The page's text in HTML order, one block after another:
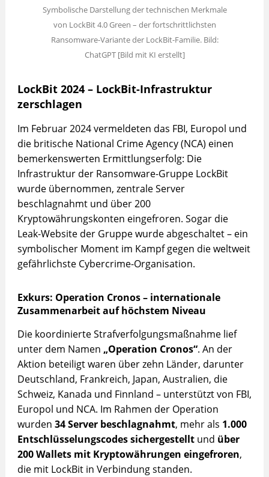
Symbolische Darstellung der technischen Merkmale
von LockBit 4.0 Green – der fortschrittlichsten
Ransomware-Variante der LockBit-Familie. Bild:
ChatGPT [Bild mit KI erstellt]
LockBit 2024 – LockBit-Infrastruktur
zerschlagen
Im Februar 2024 vermeldeten das FBI, Europol und
die britische National Crime Agency (NCA) einen
bemerkenswerten Ermittlungserfolg: Die
Infrastruktur der Ransomware-Gruppe LockBit
wurde übernommen, zentrale Server
beschlagnahmt und über 200
Kryptowährungskonten eingefroren. Sogar die
Leak-Website der Gruppe wurde abgeschaltet – ein
symbolischer Moment im Kampf gegen die weltweit
gefährlichste Cybercrime-Organisation.
Exkurs: Operation Cronos – internationale
Zusammenarbeit auf höchstem Niveau
Die koordinierte Strafverfolgungsmaßnahme lief
unter dem Namen „Operation Cronos“. An der
Aktion beteiligt waren über zehn Länder, darunter
Deutschland, Frankreich, Japan, Australien, die
Schweiz, Kanada und Finnland – unterstützt von FBI,
Europol und NCA. Im Rahmen der Operation
wurden 34 Server beschlagnahmt, mehr als 1.000
Entschlüsselungscodes sichergestelltund über
200 Wallets mit Kryptowährungen eingefroren,
die mit LockBit in Verbindung standen.